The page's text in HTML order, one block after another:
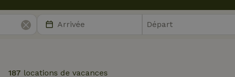
187 locations de vacances